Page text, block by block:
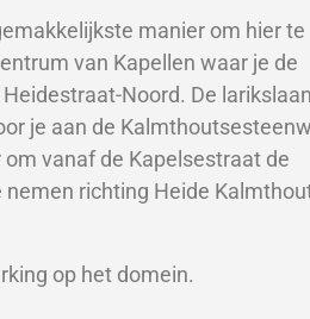
manier om hier te
van Kapellen waar je de
Noord. De
je aan de
vanaf de Kapelsestraat de
richting Heide
op het domein.